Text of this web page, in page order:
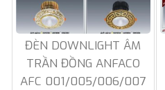
ĐÈN DOWNLIGHT ÂM
TRẦN ĐỒNG ANFACO
AFC 001/005/006/007